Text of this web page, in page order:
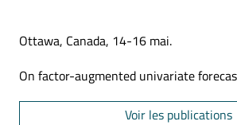
Ottawa, Canada, 14-16 mai.
On factor-augmented univariate
Voir les publications